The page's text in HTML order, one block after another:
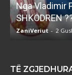
Nga Vladimir
SHKODREN
ZaniVeriut - 2
TË